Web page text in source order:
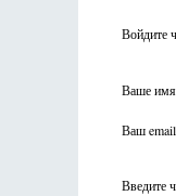
Войдите
Ваше
Ваш
Введите